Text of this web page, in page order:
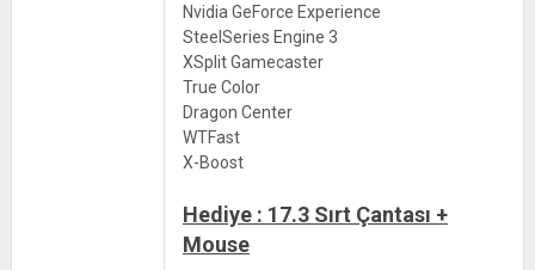
Nvidia GeForce Experience
SteelSeries Engine 3
XSplit Gamecaster
True Color
Dragon Center
WTFast
X-Boost
Hediye : 17.3 Sırt Çantası +
Mouse